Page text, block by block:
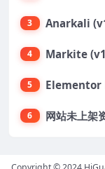
3
4
5 Elementor
6 网站未上架